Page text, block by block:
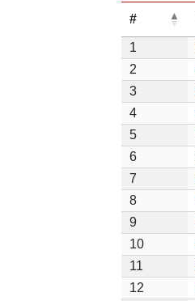
#
1
2
3
4
5
6
7
8
9
10
11
12